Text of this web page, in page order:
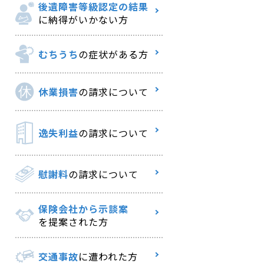
後遺障害等級認定の結果
に納得がいかない方
むちうちの症状がある方
休業損害の請求について
逸失利益の請求について
慰謝料の請求について
保険会社から示談案
を提案された方
交通事故に遭われた方